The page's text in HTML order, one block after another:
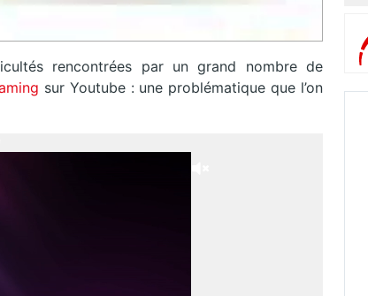
rencontrées par un grand nombre de
sur Youtube : une problématique que l’on